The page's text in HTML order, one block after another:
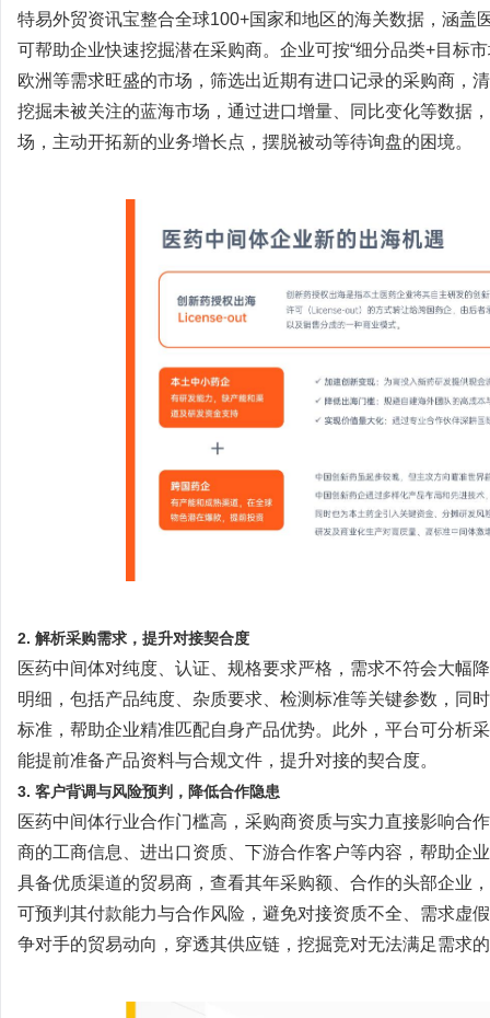
特易外贸资讯宝整合全球100+国家和地区的海关数据，涵盖
可帮助企业快速挖掘潜在采购商。企业可按“细分品类+目标
欧洲等需求旺盛的市场，筛选出近期有进口记录的采购商，
挖掘未被关注的蓝海市场，通过进口增量、同比变化等数据
场，主动开拓新的业务增长点，摆脱被动等待询盘的困境。
2. 解析采购需求，提升对接契合度
医药中间体对纯度、认证、规格要求严格，需求不符会大幅
明细，包括产品纯度、杂质要求、检测标准等关键参数，同
标准，帮助企业精准匹配自身产品优势。此外，平台可分析
能提前准备产品资料与合规文件，提升对接的契合度。
3. 客户背调与风险预判，降低合作隐患
医药中间体行业合作门槛高，采购商资质与实力直接影响合
商的工商信息、进出口资质、下游合作客户等内容，帮助企
具备优质渠道的贸易商，查看其年采购额、合作的头部企业
可预判其付款能力与合作风险，避免对接资质不全、需求虚
争对手的贸易动向，穿透其供应链，挖掘竞对无法满足需求